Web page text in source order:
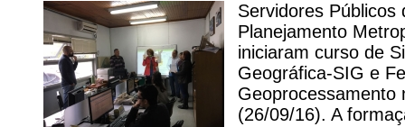
Servidores Públicos
Planejamento
iniciaram curso de
Geográfica-SIG e
Geoprocessamento
(26/09/16). A